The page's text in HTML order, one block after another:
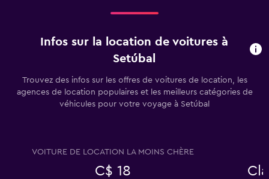
Infos sur la location de voitures à
Setúbal
Trouvez des infos sur les offres de voitures de location, les
agences de location populaires et les meilleurs catégories de
véhicules pour votre voyage à Setúbal
VOITURE DE LOCATION LA MOINS CHÈRE
C$ 18